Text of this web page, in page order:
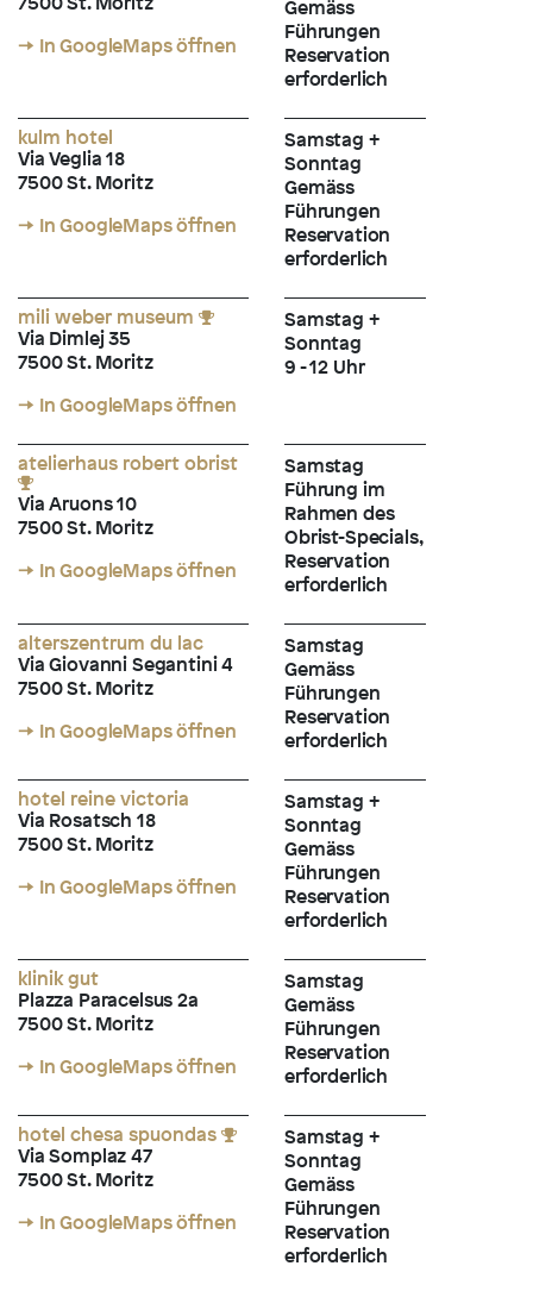
→ In GoogleMaps öffnen
Gemäss
Führungen
Reservation
erforderlich
kulm hotel
Via Veglia 18
7500 St. Moritz
→ In GoogleMaps öffnen
Samstag +
Sonntag
Gemäss
Führungen
Reservation
erforderlich
mili weber museum
Via Dimlej 35
7500 St. Moritz
→ In GoogleMaps öffnen
Samstag +
Sonntag
9 - 12 Uhr
atelierhaus robert obrist
Via Aruons 10
7500 St. Moritz
→ In GoogleMaps öffnen
Samstag
Führung im
Rahmen des
Obrist-Specials,
Reservation
erforderlich
alterszentrum du lac
Via Giovanni Segantini 4
7500 St. Moritz
→ In GoogleMaps öffnen
Samstag
Gemäss
Führungen
Reservation
erforderlich
hotel reine victoria
Via Rosatsch 18
7500 St. Moritz
→ In GoogleMaps öffnen
Samstag +
Sonntag
Gemäss
Führungen
Reservation
erforderlich
klinik gut
Plazza Paracelsus 2a
7500 St. Moritz
→ In GoogleMaps öffnen
Samstag
Gemäss
Führungen
Reservation
erforderlich
hotel chesa spuondas
Via Somplaz 47
7500 St. Moritz
→ In GoogleMaps öffnen
Samstag +
Sonntag
Gemäss
Führungen
Reservation
erforderlich